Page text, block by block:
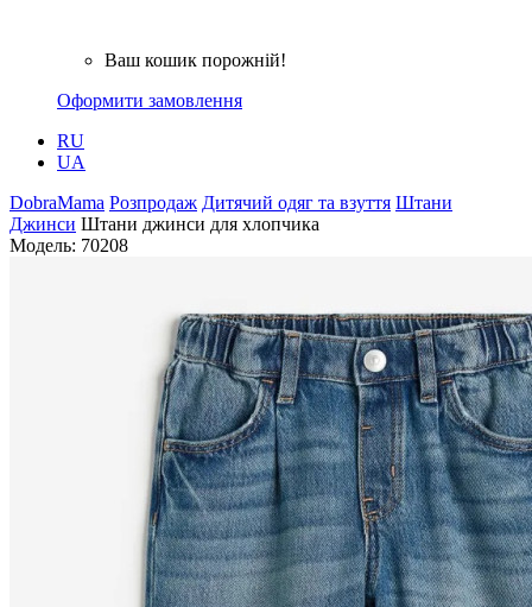
Ваш кошик порожній!
Оформити замовлення
RU
UA
DobraMama Розпродаж Дитячий одяг та взуття Штани
Джинси Штани джинси для хлопчика
Модель: 70208